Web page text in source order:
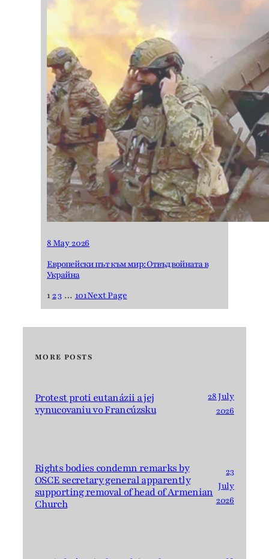
8 May 2026
Европейски път към мир: Отвъд войната в
Украйна
123 … 101Next Page
MORE POSTS
Protest proti eutanázii a jej
vynucovaniu vo Francúzsku
28 July
2026
Rights bodies condemn remarks by
OSCE secretary general apparently
supporting removal of head of Armenian
Church
23
July
2026